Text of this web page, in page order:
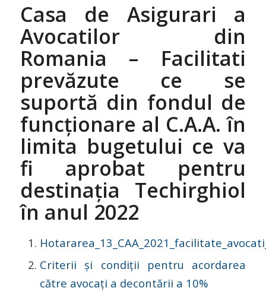
Casa de Asigurari a
Avocatilor din
Romania – Facilitati
prevăzute ce se
suportă din fondul de
funcţionare al C.A.A. în
limita bugetului ce va
fi aprobat pentru
destinaţia Techirghiol
în anul 2022
Criterii și condiții pentru acordarea
către avocați a decontării a 10%